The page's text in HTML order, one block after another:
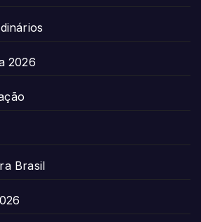
2026
Brasil